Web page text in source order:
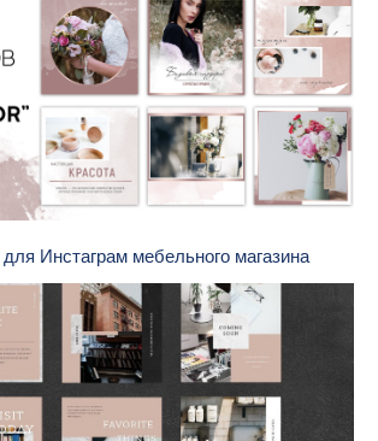
Инстаграм мебельного магазина